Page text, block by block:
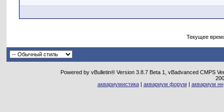
Текущее
Powered by vBulletin® Version 3.8.7 Beta 1, vBadvanced CMPS
аквариумистика| аквариум форум | аквариум нн